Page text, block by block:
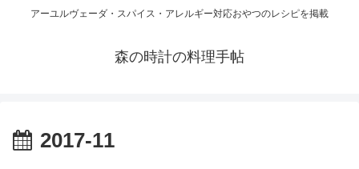
アーユルヴェーダ・スパイス・アレルギー対応おやつのレシピを掲載
森の時計の料理手帖
2017-11